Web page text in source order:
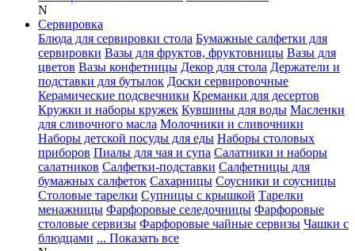
N
Сервировка
Блюда для сервировки стола Бумажные салфетки для
сервировки Вазы для фруктов, фруктовницы Вазы для
цветов Вазы конфетницы Декор для стола Держатели и
подставки для бутылок Доски сервировочные
Керамические подсвечники Креманки для десертов
Кружки и наборы кружек Кувшины для воды Масленки
для сливочного масла Молочники и сливочники
Наборы детской посуды для еды Наборы столовых
приборов Пиалы для чая и супа Салатники и наборы
салатников Салфетки-подставки Салфетницы для
бумажных салфеток Сахарницы Соусники и соусницы
Столовые тарелки Супницы с крышкой Тарелки
менажницы Фарфоровые селедочницы Фарфоровые
столовые сервизы Фарфоровые чайные сервизы Чашки с
блюдцами ... Показать все